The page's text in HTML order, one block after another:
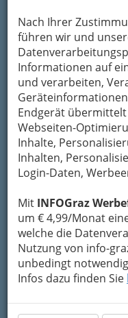
Nach Ihrer
führen wir und
Informationen auf
und verarbeiten,
Endgerät
Webseiten-
Inhalte,
Inhalten,
Login-Daten,
Mit INFOGraz
um € 4,99/Monat
welche die
Nutzung von info-
unbedingt
Infos dazu finden Sie
Meine Email
Mein Betreff
Meine Nachricht